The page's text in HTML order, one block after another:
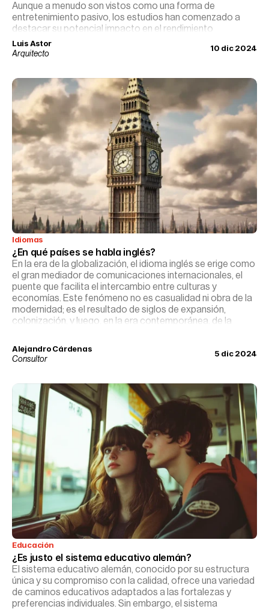
Aunque a menudo son vistos como una forma de
entretenimiento pasivo, los estudios han comenzado a
destacar su potencial impacto en el rendimiento
académico y el desarrollo cognitivo.
Luis Astor
Arquitecto
10 dic 2024
Idiomas
¿En qué países se habla inglés?
En la era de la globalización, el idioma inglés se erige como
el gran mediador de comunicaciones internacionales, el
puente que facilita el intercambio entre culturas y
economías. Este fenómeno no es casualidad ni obra de la
modernidad; es el resultado de siglos de expansión,
colonización, y luego, en la era contemporánea, de la
en el escenario mundial.
Alejandro Cárdenas
Consultor
5 dic 2024
Educación
¿Es justo el sistema educativo alemán?
El sistema educativo alemán, conocido por su estructura
única y su compromiso con la calidad, ofrece una variedad
de caminos educativos adaptados a las fortalezas y
preferencias individuales. Sin embargo, el sistema